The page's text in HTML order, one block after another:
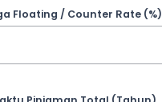
Floating / Counter Rate (%)